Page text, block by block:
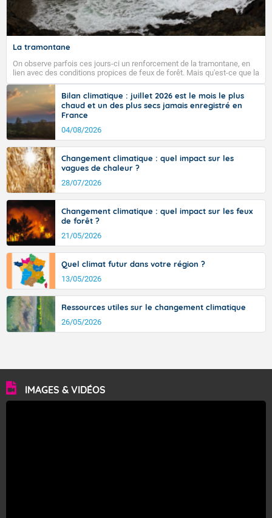
Fermer
La tramontane
On observe parfois ces jours-ci un renforcement de la tramontane, en
lien avec des conditions propices de feux de forêt. Mais qu'est-ce que la
tramontane ? Quelles sont ses caractéristiques ? La tramontane est un
vent turbulent soufflant de secteur nord-ouest à nord, ou ouest à nord-
ouest, dans un secteur qui part du Roussillon à la vallée de l’Aude et à
l’ouest de l’Hérault. L’étymologie de ce vent vient du latin trasmontanus,
signifiant au-delà des monts, en allusion aux régions montagneuses
d’où provient ce vent.
Bilan climatique : juillet 2026 est le mois le plus
chaud et un des plus secs jamais enregistré en
France
04/08/2026
Changement climatique : quel impact sur les
vagues de chaleur ?
28/07/2026
Changement climatique : quel impact sur les feux
de forêt ?
21/05/2026
Quel climat futur dans votre région ?
13/05/2026
Ressources utiles sur le changement climatique
26/05/2026
IMAGES & VIDÉOS